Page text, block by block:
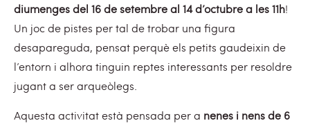
diumenges del 16 de setembre al 14 d’octubre a les 11h!
Un joc de pistes per tal de trobar una figura
desapareguda, pensat perquè els petits gaudeixin de
l’entorn i alhora tinguin reptes interessants per resoldre
jugant a ser arqueòlegs.
Aquesta activitat està pensada per a nenes i nens de 6